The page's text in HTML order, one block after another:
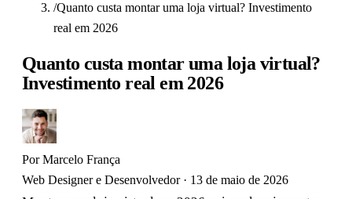
/Quanto custa montar uma loja virtual? Investimento
real em 2026
Quanto custa montar uma loja virtual?
Investimento real em 2026
PorMarcelo França
Web Designer e Desenvolvedor· 13 de maio de 2026